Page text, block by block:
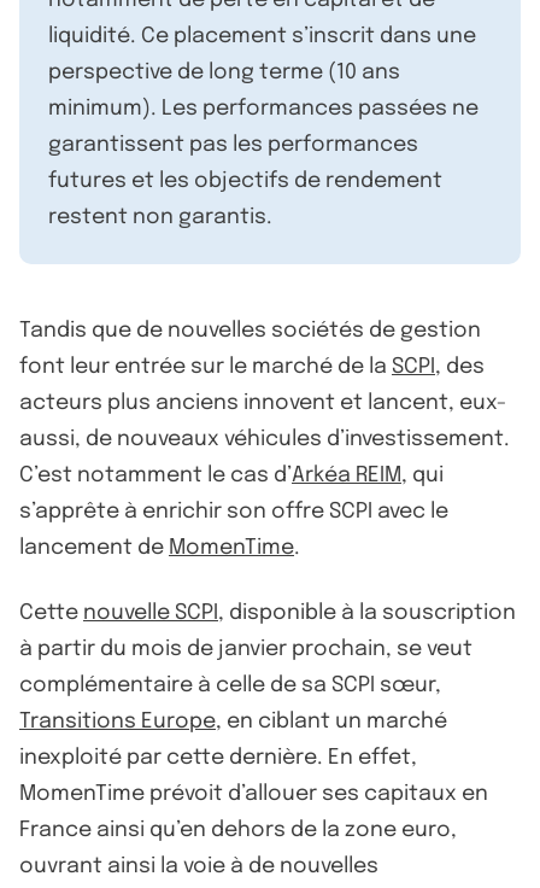
liquidité. Ce placement s’inscrit dans une
perspective de long terme (10 ans
minimum). Les performances passées ne
garantissent pas les performances
futures et les objectifs de rendement
restent non garantis.
Tandis que de nouvelles sociétés de gestion
font leur entrée sur le marché de la SCPI , des
acteurs plus anciens innovent et lancent, eux-
aussi, de nouveaux véhicules d’investissement.
C’est notamment le cas d’Arkéa REIM, qui
s’apprête à enrichir son offre SCPI avec le
lancement de MomenTime.
Cette nouvelle SCPI , disponible à la souscription
à partir du mois de janvier prochain, se veut
complémentaire à celle de sa SCPI sœur,
Transitions Europe, en ciblant un marché
inexploité par cette dernière. En effet,
MomenTime prévoit d’allouer ses capitaux en
France ainsi qu’en dehors de la zone euro,
ouvrant ainsi la voie à de nouvelles